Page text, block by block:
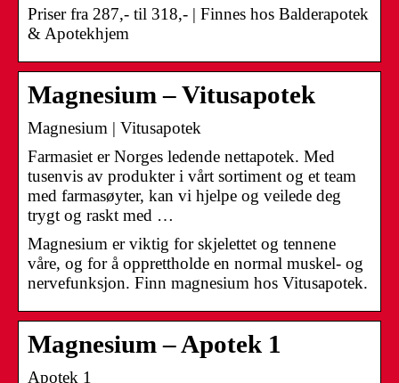
Priser fra 287,- til 318,- | Finnes hos Balderapotek
& Apotekhjem
Magnesium – Vitusapotek
Magnesium | Vitusapotek
Farmasiet er Norges ledende nettapotek. Med
tusenvis av produkter i vårt sortiment og et team
med farmasøyter, kan vi hjelpe og veilede deg
trygt og raskt med …
Magnesium er viktig for skjelettet og tennene
våre, og for å opprettholde en normal muskel- og
nervefunksjon. Finn magnesium hos Vitusapotek.
Magnesium – Apotek 1
Apotek 1